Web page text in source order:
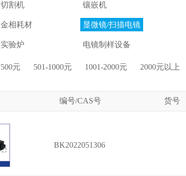
切割机 镶嵌机
金相耗材 显微镜/扫描电镜
实验炉 电镜制样设备
500元 501-1000元 1001-2000元 2000元以上
编号/CAS号 货号
BK2022051306